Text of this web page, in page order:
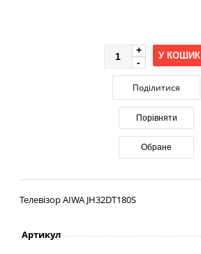
У КОШИК
Поділитися
Порівняти
Обране
Телевізор AIWA JH32DT180S
Артикул